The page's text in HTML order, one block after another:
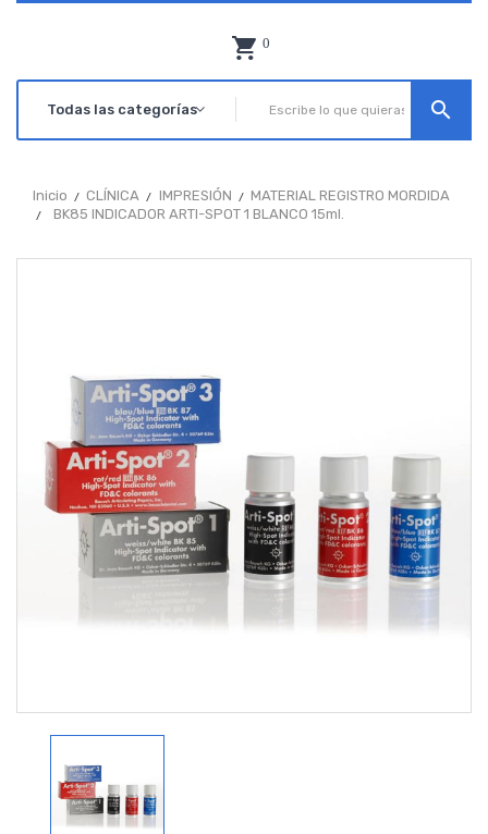
0
search
Inicio CLÍNICA IMPRESIÓN
MATERIAL REGISTRO MORDIDA
BK85 INDICADOR ARTI-SPOT 1 BLANCO 15ml.